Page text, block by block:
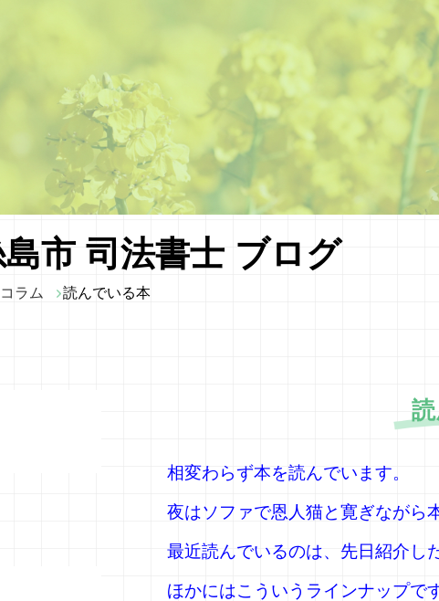
市 司法書士 ブログ
コラム 読んでいる本
相変わらず本を読んでいます。
夜はソファで恩人猫と寛ぎながら
最近読んでいるのは、先日紹介し
ほかにはこういうラインナップです